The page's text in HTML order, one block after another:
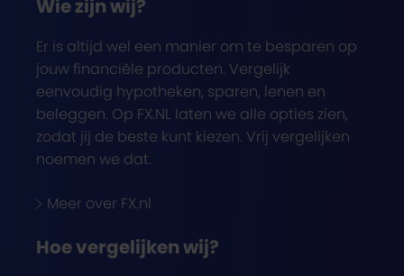
Wie zijn wij?
Er is altijd wel een manier om te besparen op
jouw financiële producten. Vergelijk
eenvoudig hypotheken, sparen, lenen en
beleggen. Op FX.NL laten we alle opties zien,
zodat jij de beste kunt kiezen. Vrij vergelijken
noemen we dat.
Meer over FX.nl
Hoe vergelijken wij?